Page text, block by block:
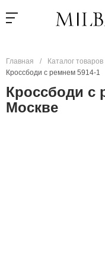
Главная / Каталог товаров
Кроссбоди с ремнем 5914-1
Кроссбоди с
Москве